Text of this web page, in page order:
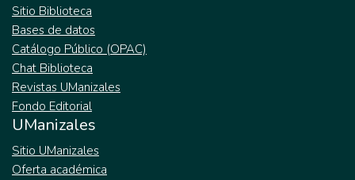
Sitio Biblioteca
Bases de datos
Catálogo Público (OPAC)
Chat Biblioteca
Revistas UManizales
Fondo Editorial
UManizales
Sitio UManizales
Oferta académica